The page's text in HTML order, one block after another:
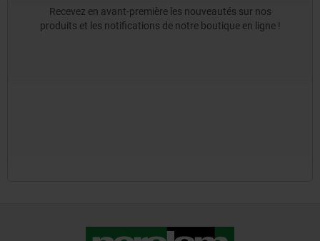
Recevez en avant-première les nouveautés sur nos
produits et les notifications de notre boutique en ligne !